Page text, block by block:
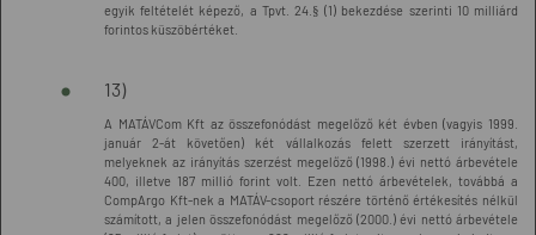
egyik feltételét képező, a Tpvt. 24.§ (1) bekezdése szerinti 10 milliárd
forintos küszöbértéket.
13)
A MATÁVCom Kft az összefonódást megelőző két évben (vagyis 1999.
január 2-át követően) két vállalkozás felett szerzett irányítást,
melyeknek az irányítás szerzést megelőző (1998.) évi nettó árbevétele
400, illetve 187 millió forint volt. Ezen nettó árbevételek, továbbá a
CompArgo Kft-nek a MATÁV-csoport részére történő értékesítés nélkül
számított, a jelen összefonódást megelőző (2000.) évi nettó árbevétele